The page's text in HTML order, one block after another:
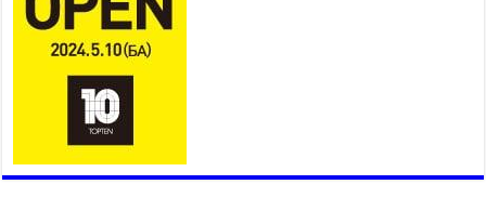
Ерөнхий хяналтын хоёр удаагийн сонсголд 345
хүн оролцжээ
2026 оны 7 сар 27 / 9 цаг 13 минут
Хянан шалгах түр хорооны нотлох баримттай
нээлттэй танилцах боломжтой боллоо.
2026 оны 7 сар 23 / 15 цаг 58 минут
Дүүжин замын тээвэр энэ оны 12 дугаар сард
ашиглалтад бүрэн орно